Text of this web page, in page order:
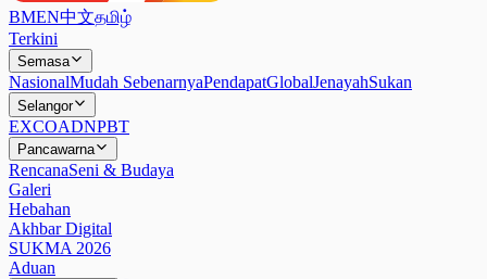
BMEN中文தமிழ்
Terkini
Semasa
NasionalMudah SebenarnyaPendapatGlobalJenayahSukan
Selangor
EXCOADNPBT
Pancawarna
RencanaSeni & Budaya
Galeri
Hebahan
Akhbar Digital
SUKMA 2026
Aduan